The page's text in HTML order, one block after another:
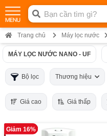
Trang chủ Máy lọc nước
MÁY LỌC NƯỚC NANO - UF
Bộ lọc Thương hiệu
Giá cao Giá thấp
Giảm 16%